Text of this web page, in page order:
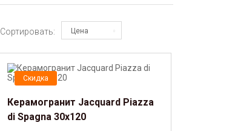
Сортировать: Цена
Скидка
Керамогранит Jacquard Piazza
di Spagna 30х120